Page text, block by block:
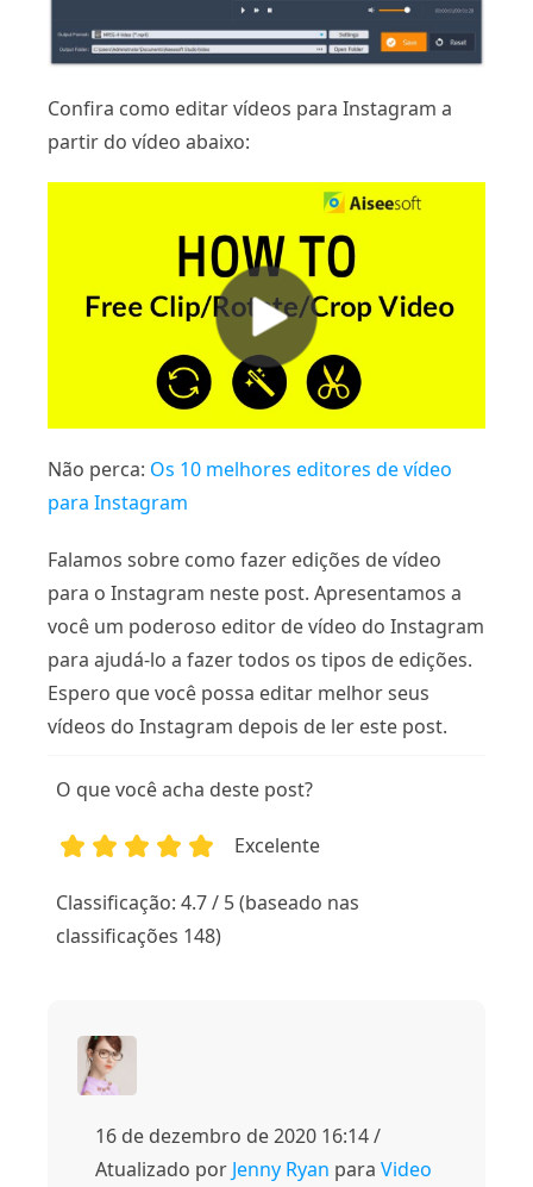
Confira como editar vídeos para Instagram a
partir do vídeo abaixo:
Não perca: Os 10 melhores editores de vídeo
para Instagram
Falamos sobre como fazer edições de vídeo
para o Instagram neste post. Apresentamos a
você um poderoso editor de vídeo do Instagram
para ajudá-lo a fazer todos os tipos de edições.
Espero que você possa editar melhor seus
vídeos do Instagram depois de ler este post.
O que você acha deste post?
Excelente
Classificação: 4.7 / 5 (baseado nas
classificações 148)
16 de dezembro de 2020 16:14 /
Atualizado por Jenny Ryan para Video